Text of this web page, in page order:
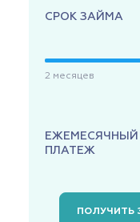
СРОК ЗАЙМА
2 месяцев
ЕЖЕМЕСЯЧНЫЙ
ПЛАТЕЖ
ПОЛУЧИТЬ